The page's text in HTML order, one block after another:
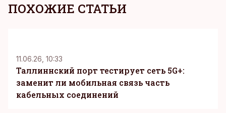
ПОХОЖИЕ СТАТЬИ
11.06.26, 10:33
Таллиннский порт тестирует сеть 5G+:
заменит ли мобильная связь часть
кабельных соединений